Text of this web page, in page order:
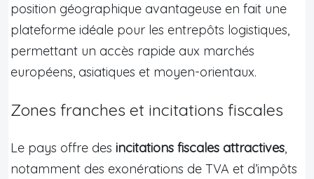
position géographique avantageuse en fait une
plateforme idéale pour les entrepôts logistiques,
permettant un accès rapide aux marchés
européens, asiatiques et moyen-orientaux.
Zones franches et incitations fiscales
Le pays offre des incitations fiscales attractives,
notamment des exonérations de TVA et d’impôts